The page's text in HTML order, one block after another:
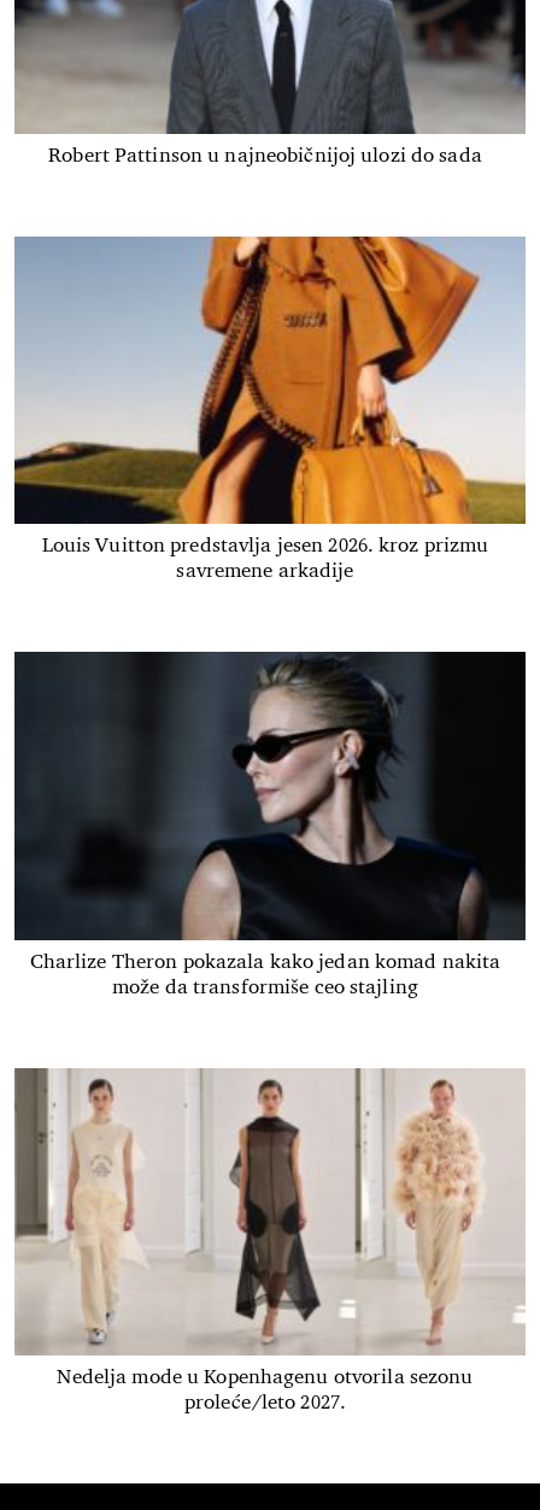
Robert Pattinson u najneobičnijoj ulozi do sada
Louis Vuitton predstavlja jesen 2026. kroz prizmu
savremene arkadije
Charlize Theron pokazala kako jedan komad nakita
može da transformiše ceo stajling
Nedelja mode u Kopenhagenu otvorila sezonu
proleće/leto 2027.